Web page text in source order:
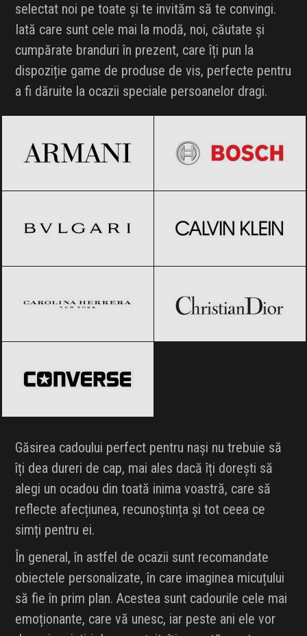
selectat noi pe toate și te invităm să te convingi.
Iată care sunt cele mai la modă, noi, căutate și
cumpărate branduri în prezent, care îți pun la
dispoziție game de produse de vis, perfecte pentru
a fi dăruite la ocazii speciale persoanelor dragi.
Găsirea cadoului perfect pentru nași nu trebuie să
îți dea dureri de cap, mai ales dacă îți dorești să
alegi un ocadou din toată inima voastră, care să
reflecte afecțiunea, recunoștința și tot ceea ce
simți pentru ei.
În general, în astfel de ocazii sunt recomandate
obiectele personalizate, în care imaginea micuțului
să fie în prim plan. Acestea sunt cadourile cele mai
emoționante, care vă unesc, iar peste ani ele vor